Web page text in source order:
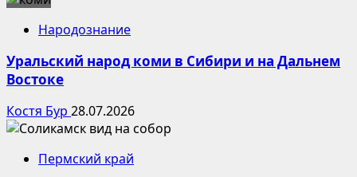
Народознание
Уральский народ коми в Сибири и на Дальнем
Востоке
Костя Бур 28.07.2026
Пермский край